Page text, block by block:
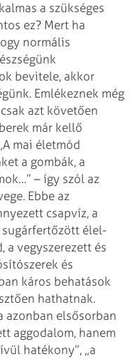
a szükséges
ez? Mert ha
normális
bevitele, akkor
Emlékeznek még
azt követően
már kellő
mai életmód
a gombák, a
– így szól az
Ebbe az
csapvíz, a
sugárfertőzött élel-
a vegyszerezett és
és
káros behatások
hathatnak.
elsősorban
aggodalom, hanem
hatékony”, „a